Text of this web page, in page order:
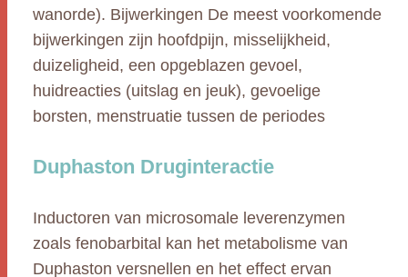
wanorde). Bijwerkingen De meest voorkomende
bijwerkingen zijn hoofdpijn, misselijkheid,
duizeligheid, een opgeblazen gevoel,
huidreacties (uitslag en jeuk), gevoelige
borsten, menstruatie tussen de periodes
Duphaston Druginteractie
Inductoren van microsomale leverenzymen
zoals fenobarbital kan het metabolisme van
Duphaston versnellen en het effect ervan